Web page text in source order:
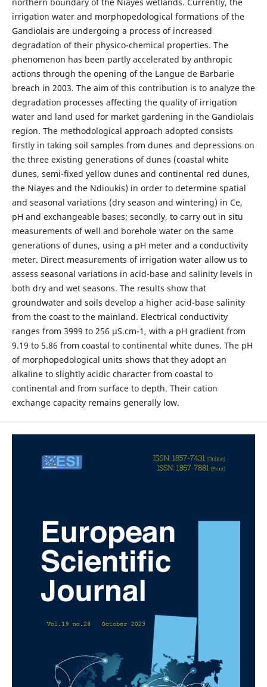
irrigation water and morphopedological formations of the
Gandiolais are undergoing a process of increased
degradation of their physico-chemical properties. The
phenomenon has been partly accelerated by anthropic
actions through the opening of the Langue de Barbarie
breach in 2003. The aim of this contribution is to analyze the
degradation processes affecting the quality of irrigation
water and land used for market gardening in the Gandiolais
region. The methodological approach adopted consists
firstly in taking soil samples from dunes and depressions on
the three existing generations of dunes (coastal white
dunes, semi-fixed yellow dunes and continental red dunes,
the Niayes and the Ndioukis) in order to determine spatial
and seasonal variations (dry season and wintering) in Ce,
pH and exchangeable bases; secondly, to carry out in situ
measurements of well and borehole water on the same
generations of dunes, using a pH meter and a conductivity
meter. Direct measurements of irrigation water allow us to
assess seasonal variations in acid-base and salinity levels in
both dry and wet seasons. The results show that
groundwater and soils develop a higher acid-base salinity
from the coast to the mainland. Electrical conductivity
ranges from 3999 to 256 µS.cm-1, with a pH gradient from
9.19 to 5.86 from coastal to continental white dunes. The pH
of morphopedological units shows that they adopt an
alkaline to slightly acidic character from coastal to
continental and from surface to depth. Their cation
exchange capacity remains generally low.